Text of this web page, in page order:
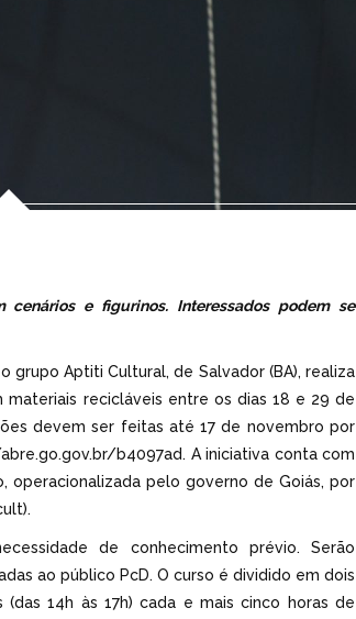
e figurinos. Interessados podem se
grupo Aptiti Cultural, de Salvador (BA), realiza
recicláveis entre os dias 18 e 29 de
devem ser feitas até 17 de novembro por
b4097ad. A iniciativa conta com
operacionalizada pelo governo de Goiás, por
de conhecimento prévio. Serão
ao público PcD. O curso é dividido em dois
14h às 17h) cada e mais cinco horas de